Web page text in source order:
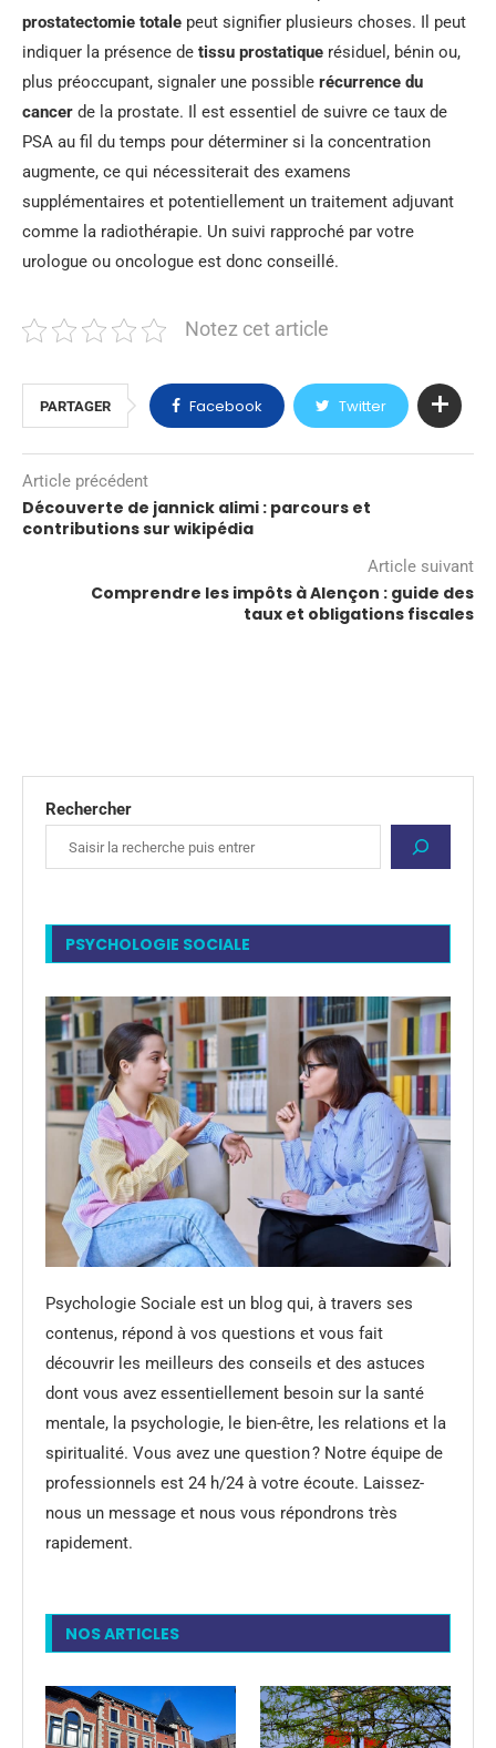
prostatectomie totale peut signifier plusieurs choses. Il peut
indiquer la présence de tissu prostatique résiduel, bénin ou,
plus préoccupant, signaler une possible récurrence du
cancer de la prostate. Il est essentiel de suivre ce taux de
PSA au fil du temps pour déterminer si la concentration
augmente, ce qui nécessiterait des examens
supplémentaires et potentiellement un traitement adjuvant
comme la radiothérapie. Un suivi rapproché par votre
urologue ou oncologue est donc conseillé.
Notez cet article
PARTAGER Facebook Twitter
Article précédent
Découverte de jannick alimi : parcours et
contributions sur wikipédia
Article suivant
Comprendre les impôts à Alençon : guide des
taux et obligations fiscales
Rechercher
PSYCHOLOGIE SOCIALE
Psychologie Sociale est un blog qui, à travers ses
contenus, répond à vos questions et vous fait
découvrir les meilleurs des conseils et des astuces
dont vous avez essentiellement besoin sur la santé
mentale, la psychologie, le bien-être, les relations et la
spiritualité. Vous avez une question ? Notre équipe de
professionnels est 24 h/24 à votre écoute. Laissez-
nous un message et nous vous répondrons très
rapidement.
NOS ARTICLES